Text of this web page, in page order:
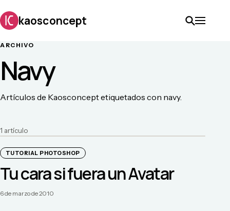
kaosconcept
ARCHIVO
Navy
Artículos de Kaosconcept etiquetados con navy.
1 artículo
TUTORIAL PHOTOSHOP
Tu cara si fuera un Avatar
6 de marzo de 2010